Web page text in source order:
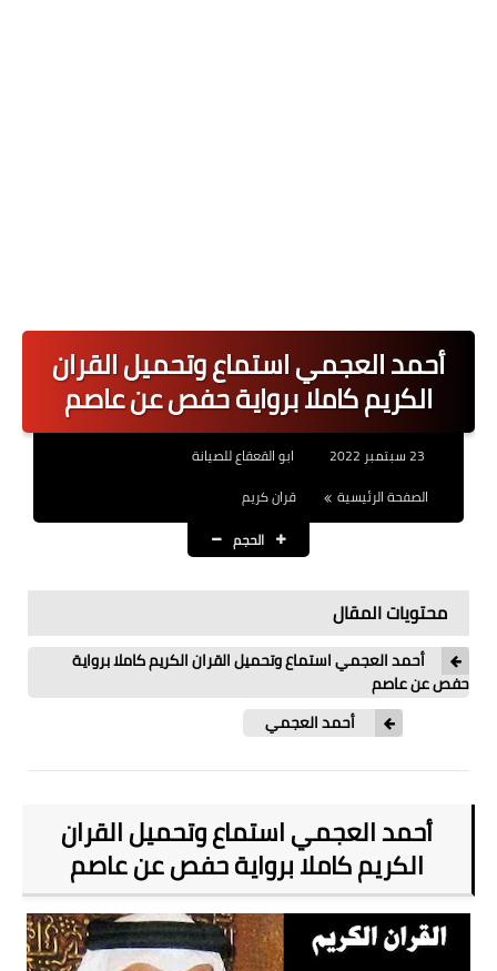
أحمد العجمي استماع وتحميل القران
الكريم كاملا برواية حفص عن عاصم
ابو القعقاع للصيانة
الصفحة الرئيسية
قران كريم
الحجم
محتويات المقال
أحمد العجمي استماع وتحميل القران الكريم كاملا برواية
حفص عن عاصم
أحمد العجمي
أحمد العجمي استماع وتحميل القران
الكريم كاملا برواية حفص عن عاصم